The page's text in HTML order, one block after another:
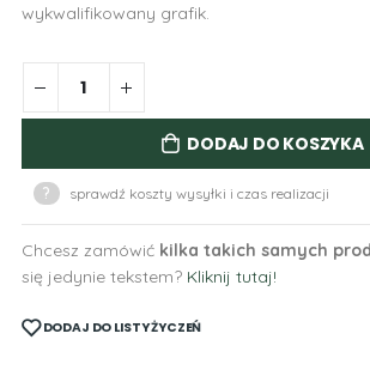
wykwalifikowany grafik.
DODAJ DO KOSZYKA
? sprawdź koszty wysyłki i czas realizacji
Chcesz zamówić kilka takich samych
się jedynie tekstem? Kliknij tutaj!
DODAJ DO LISTY ŻYCZEŃ